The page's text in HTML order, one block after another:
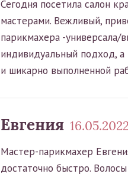
Сегодня посетила салон
мастерами. Вежливый,
парикмахера -универсала/
индивидуальный подход,
и шикарно выполненной
Евгения
Мастер-парикмахер
достаточно быстро.